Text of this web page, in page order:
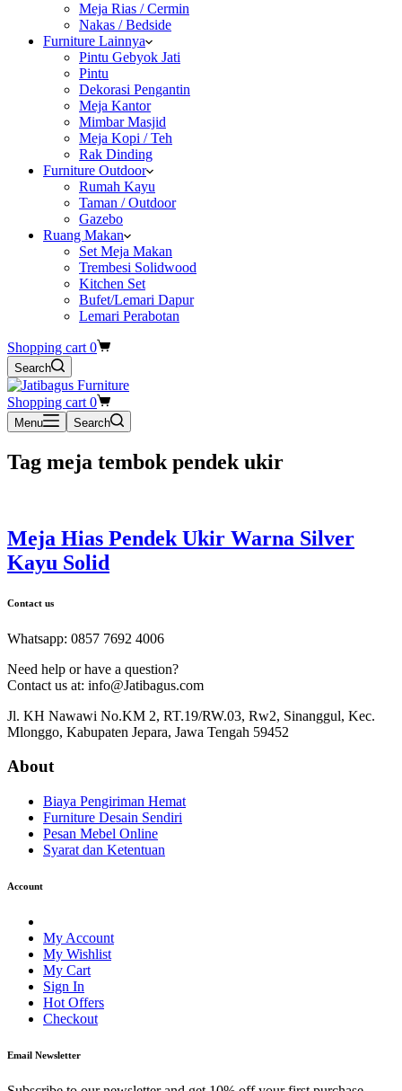
Meja Rias / Cermin
Nakas / Bedside
Furniture Lainnya
Pintu Gebyok Jati
Pintu
Dekorasi Pengantin
Meja Kantor
Mimbar Masjid
Meja Kopi / Teh
Rak Dinding
Furniture Outdoor
Rumah Kayu
Taman / Outdoor
Gazebo
Ruang Makan
Set Meja Makan
Trembesi Solidwood
Kitchen Set
Bufet/Lemari Dapur
Lemari Perabotan
Shopping cart 0
Search
Shopping cart 0
Menu Search
Tag meja tembok pendek ukir
Meja Hias Pendek Ukir Warna Silver
Kayu Solid
Contact us
Whatsapp: 0857 7692 4006
Need help or have a question?
Contact us at: info@Jatibagus.com
Jl. KH Nawawi No.KM 2, RT.19/RW.03, Rw2, Sinanggul, Kec.
Mlonggo, Kabupaten Jepara, Jawa Tengah 59452
About
Biaya Pengiriman Hemat
Furniture Desain Sendiri
Pesan Mebel Online
Syarat dan Ketentuan
Account
My Account
My Wishlist
My Cart
Sign In
Hot Offers
Checkout
Email Newsletter